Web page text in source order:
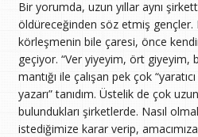
Bir yorumda, uzun yıllar aynı
öldüreceğinden söz etmiş gençler.
körleşmenin bile çaresi, önce
geçiyor. “Ver yiyeyim, ört giyeyim,
mantığı ile çalışan pek çok
yazarı” tanıdım. Üstelik de çok
bulundukları şirketlerde. Nasıl
istediğimize karar verip,